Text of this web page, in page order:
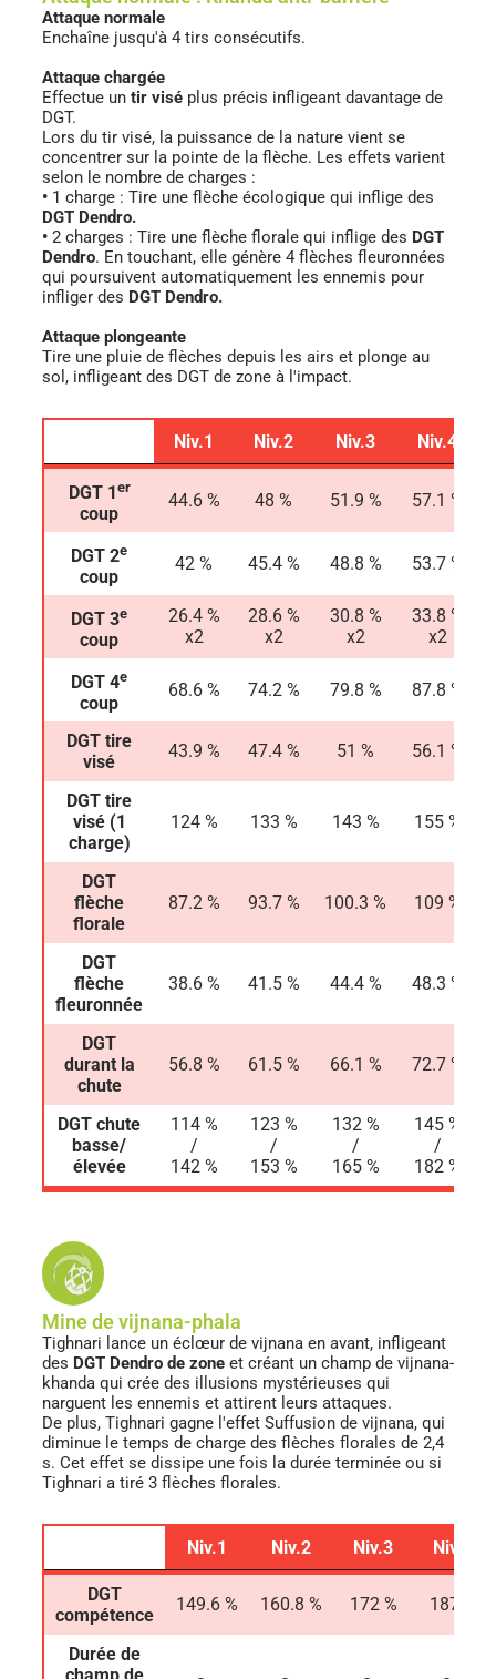
Attaque normale
Enchaîne jusqu'à 4 tirs consécutifs.
Attaque chargée
Effectue un tir visé plus précis infligeant davantage de
DGT.
Lors du tir visé, la puissance de la nature vient se
concentrer sur la pointe de la flèche. Les effets varient
selon le nombre de charges :
• 1 charge : Tire une flèche écologique qui inflige des
DGT Dendro.
• 2 charges : Tire une flèche florale qui inflige des DGT
Dendro. En touchant, elle génère 4 flèches fleuronnées
qui poursuivent automatiquement les ennemis pour
infliger des DGT Dendro.
Attaque plongeante
Tire une pluie de flèches depuis les airs et plonge au
sol, infligeant des DGT de zone à l'impact.
Niv.1 Niv.2 Niv.3
Niv.4
DGT 1er
coup
44.6 % 48 % 51.9 % 57.1 %
DGT 2e
coup
42 % 45.4 % 48.8 % 53.7 %
DGT 3e
coup
26.4 %
x2
28.6 %
x2
30.8 %
x2
33.8 %
x2
DGT 4e
coup
68.6 % 74.2 % 79.8 % 87.8 %
DGT tire
visé
43.9 % 47.4 % 51 % 56.1 %
DGT tire
visé (1
charge)
124 % 133 % 143 % 155 %
DGT
flèche
florale
87.2 % 93.7 % 100.3 % 109 %
DGT
flèche
fleuronnée
38.6 % 41.5 % 44.4 % 48.3 %
DGT
durant la
chute
56.8 % 61.5 % 66.1 % 72.7 %
DGT chute
basse/
élevée
114 %
/
142 %
123 %
/
153 %
132 %
/
165 %
145 %
/
182 %
Mine de vijnana-phala
Tighnari lance un éclœur de vijnana en avant, infligeant
des DGT Dendro de zone et créant un champ de vijnana-
khanda qui crée des illusions mystérieuses qui
narguent les ennemis et attirent leurs attaques.
De plus, Tighnari gagne l'effet Suffusion de vijnana, qui
diminue le temps de charge des flèches florales de 2,4
s. Cet effet se dissipe une fois la durée terminée ou si
Tighnari a tiré 3 flèches florales.
Niv.1 Niv.2 Niv.3
Niv.4
DGT
compétence
149.6 % 160.8 % 172 % 187 %
Durée de